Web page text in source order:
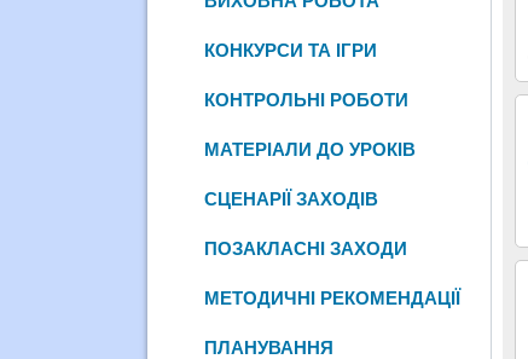
КОНКУРСИ ТА ІГРИ
КОНТРОЛЬНІ РОБОТИ
МАТЕРІАЛИ ДО УРОКІВ
СЦЕНАРІЇ ЗАХОДІВ
ПОЗАКЛАСНІ ЗАХОДИ
МЕТОДИЧНІ РЕКОМЕНДАЦІЇ
ПЛАНУВАННЯ